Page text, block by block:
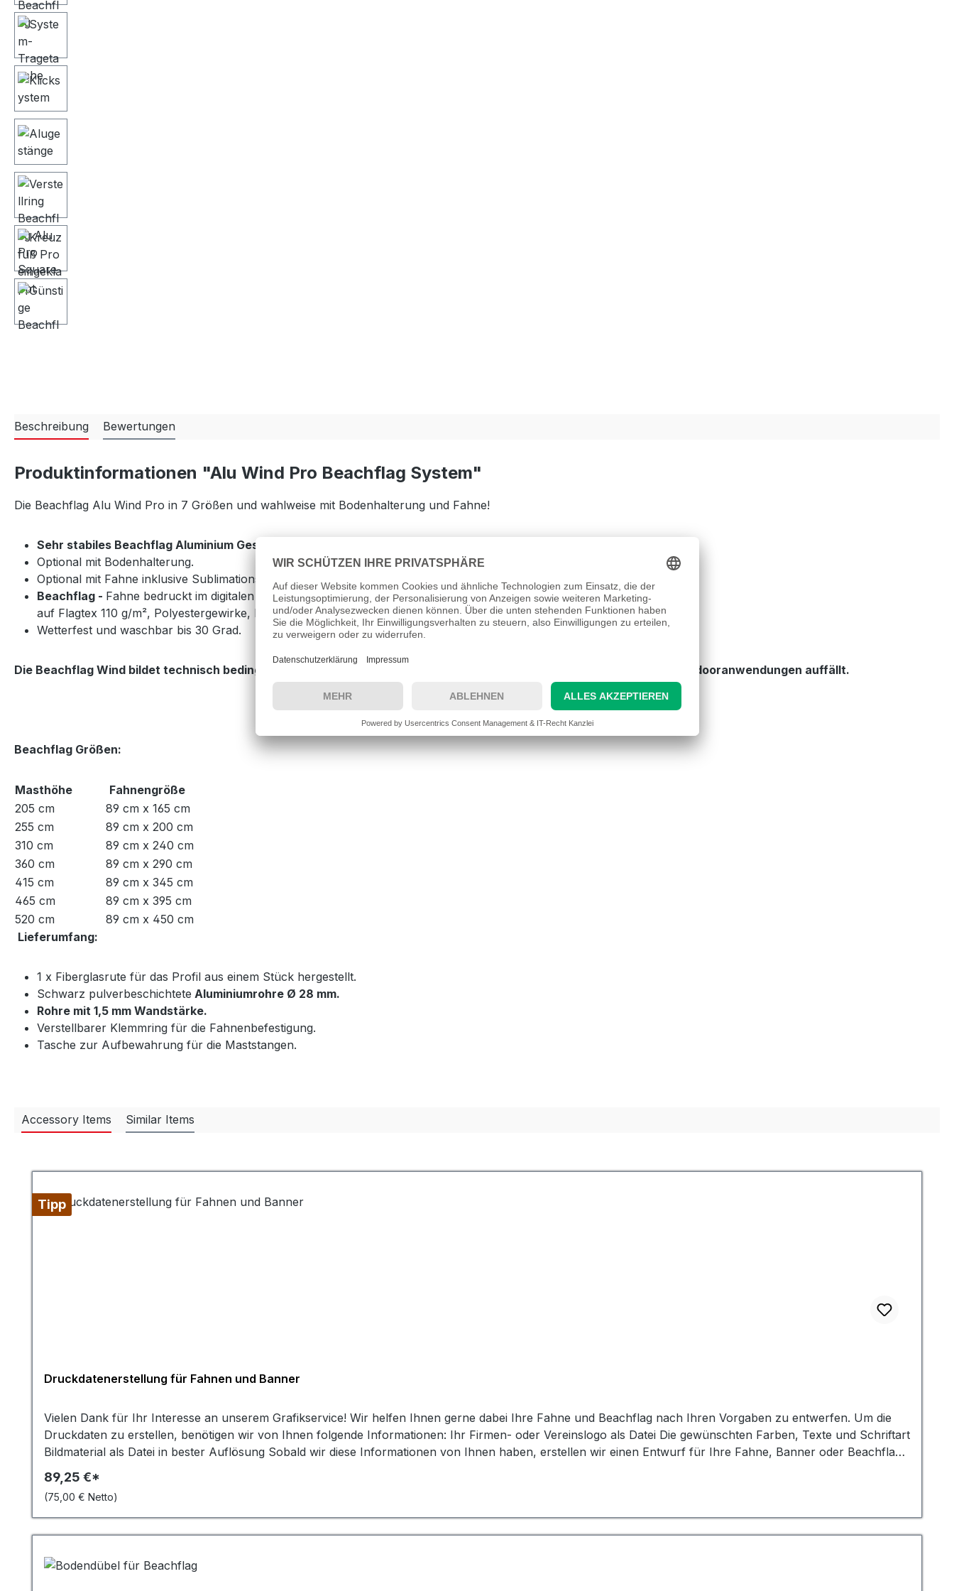
Beschreibung Bewertungen
Produktinformationen "Alu Wind Pro Beachflag System"
Die Beachflag Alu Wind Pro in 7 Größen und wahlweise mit Bodenhalterung und Fahne!
Sehr stabiles Beachflag Aluminium Gestänge für den gewerblichen Dauereinsatz!
Optional mit Bodenhalterung.
Optional mit Fahne inklusive Sublimationsdruck mit sehr gutem Durchdruck auf Premium Fahnenstoff mit eigenem Design.
Beachflag - Fahne bedruckt im digitalen Sublimations-Direktdruck mit Durchdruck (Rückseite spiegelverkehrt)
auf Flagtex 110 g/m², Polyestergewirke, lichtecht 6-7.
Wetterfest und waschbar bis 30 Grad.
Die Beachflag Wind bildet technisch bedingt eine Spannungsfalte von Mastseite bis zur Spitze, die bei Windstille oder Indooranwendungen auffällt.
Beachflag Größen:
Masthöhe
Fahnengröße
205 cm
89 cm x 165 cm
255 cm
89 cm x 200 cm
310 cm
89 cm x 240 cm
360 cm
89 cm x 290 cm
415 cm
89 cm x 345 cm
465 cm
89 cm x 395 cm
520 cm
89 cm x 450 cm
Lieferumfang:
1 x Fiberglasrute für das Profil aus einem Stück hergestellt.
Schwarz pulverbeschichtete Aluminiumrohre Ø 28 mm.
Rohre mit 1,5 mm Wandstärke.
Verstellbarer Klemmring für die Fahnenbefestigung.
Tasche zur Aufbewahrung für die Maststangen.
Accessory Items Similar Items
Tipp
Druckdatenerstellung für Fahnen und Banner
Vielen Dank für Ihr Interesse an unserem Grafikservice! Wir helfen Ihnen gerne dabei Ihre Fahne und Beachflag nach Ihren Vorgaben zu entwerfen. Um die
Druckdaten zu erstellen, benötigen wir von Ihnen folgende Informationen: Ihr Firmen- oder Vereinslogo als Datei Die gewünschten Farben, Texte und Schriftart
Bildmaterial als Datei in bester Auflösung Sobald wir diese Informationen von Ihnen haben, erstellen wir einen Entwurf für Ihre Fahne, Banner oder Beachflag.
Anschließend senden wir Ihnen eine PDF-Datei zur Kontrolle vorab. Sobald Sie den Entwurf überprüft haben und mit ihm zufrieden sind, können Sie uns per
E-Mail die Druckfreigabe zur Produktion geben. Unser Service beinhaltet einen Entwurf und eine nachfolgende Korrektur. Der Preis gilt für eine Druckdatei in
der von Ihnen bestellten Fahnengröße. Wenn Sie weitere Fragen haben oder unseren Grafikservice in Anspruch nehmen möchten, zögern Sie nicht uns zu
kontaktieren. Wir freuen uns darauf Ihnen bei der Gestaltung Ihrer Fahne und Ihres Banners zu helfen!
89,25 €*
(75,00 € Netto)